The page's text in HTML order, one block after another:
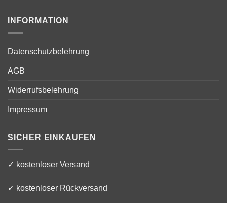
INFORMATION
Datenschutzbelehrung
AGB
Widerrufsbelehrung
Impressum
SICHER EINKAUFEN
✓ kostenloser Versand
✓ kostenloser Rückversand